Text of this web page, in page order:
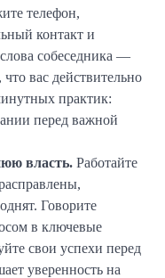
телефон,
контакт и
собеседника —
вас действительно
практик:
перед важной
власть. Работайте
Говорите
в ключевые
свои успехи перед
уверенность на